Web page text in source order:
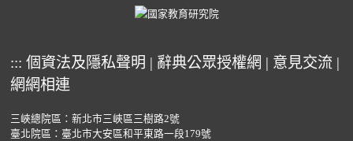
::: 個資法及隱私聲明 | 辭典公眾授權網 | 意見交流 |
網網相連
三峽總院區：新北市三峽區三樹路2號
臺北院區：臺北市大安區和平東路一段179號